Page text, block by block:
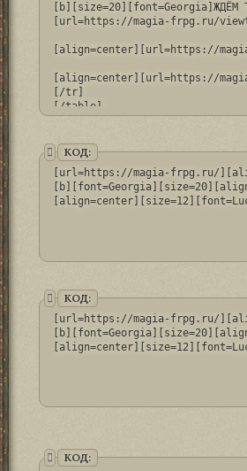
[url=https://magia-frpg.ru/
[align=center][url=https://
[align=center][url=https://
[/tr]
[/table]
КОД:
[url=https://magia-frpg.ru/
КОД:
[url=https://magia-frpg.ru/
КОД: